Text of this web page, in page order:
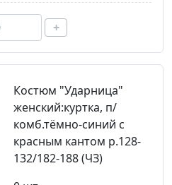
+
Костюм "Ударница"
женский:куртка, п/
комб.тёмно-синий с
красным кантом р.128-
132/182-188 (ЧЗ)